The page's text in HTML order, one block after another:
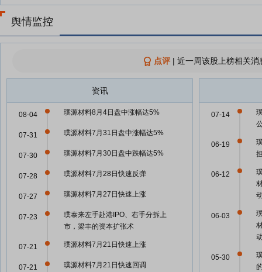
舆情监控
点评| 近一周该股上榜相关
资讯
璞源材料8月4日盘中涨幅达5%
08-04
璞源材料7月31日盘中涨幅达5%
07-31
璞源材料7月30日盘中跌幅达5%
07-30
璞源材料7月28日快速反弹
07-28
璞源材料7月27日快速上涨
07-27
璞泰来左手赴港IPO、右手分拆上
市，梁丰的资本扩张术
07-23
璞源材料7月21日快速上涨
07-21
璞源材料7月21日快速回调
07-21
07-14
06-19
06-12
06-03
05-30